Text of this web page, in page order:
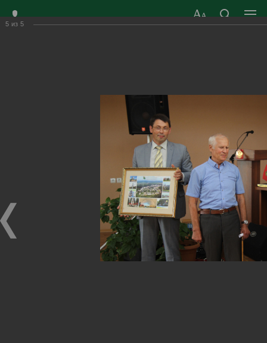
САМОУПРАВЛЕНИЯ
г. Радужный, 1 квартал, д.55
Адрес здания администрации
radugn@avo.ru
Электронная почта
Главная Фотогалерея › Новости
Поздравили с 80-летним юбилеем
Поздравили с 80-летним юбилеем
5 из 5